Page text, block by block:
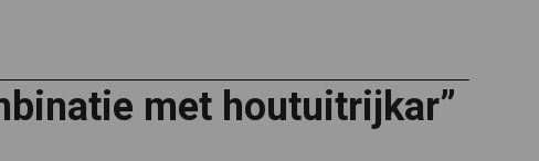
met houtuitrijkar”